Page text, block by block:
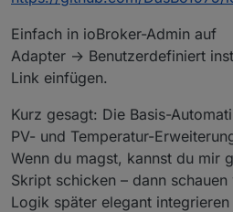
Einfach in ioBroker-Admin auf
Adapter → Benutzerdefiniert
Link einfügen.
Kurz gesagt: Die Basis-
PV- und Temperatur-
Wenn du magst, kannst du mir
Skript schicken – dann
Logik später elegant integrieren